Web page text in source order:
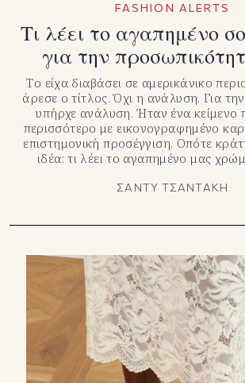
FASHION ALERTS
Τι λέει το αγαπημένο
για την
Το είχα διαβάσει σε αμερικάνικο
άρεσε ο τίτλος. Όχι η ανάλυση. Για
υπήρχε ανάλυση. Ήταν ένα κείμενο
περισσότερο με εικονογραφημένο
επιστημονική προσέγγιση. Οπότε
ιδέα: τι λέει το αγαπημένο μας
ΣΑΝΤΥ ΤΣΑΝΤΑΚΗ